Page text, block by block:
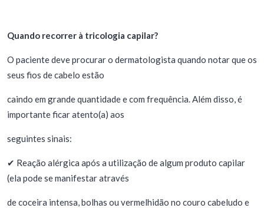
Quando recorrer à tricologia capilar?
O paciente deve procurar o dermatologista quando notar que os
seus fios de cabelo estão
caindo em grande quantidade e com frequência. Além disso, é
importante ficar atento(a) aos
seguintes sinais:
✔ Reação alérgica após a utilização de algum produto capilar
(ela pode se manifestar através
de coceira intensa, bolhas ou vermelhidão no couro cabeludo e